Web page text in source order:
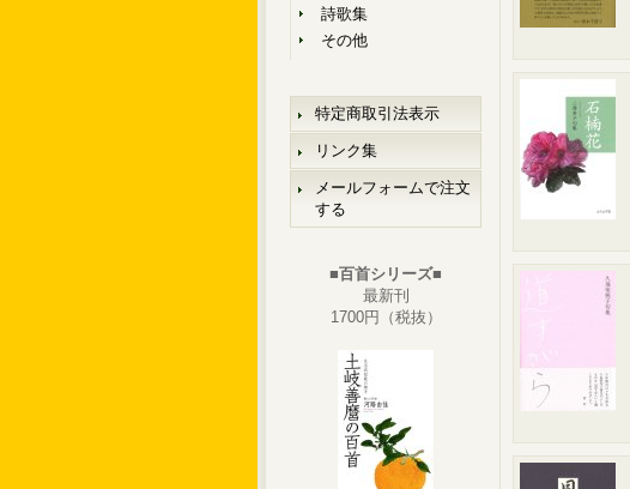
詩歌集
その他
特定商取引法表示
リンク集
メールフォームで注文
する
■百首シリーズ■
最新刊
1700円（税抜）